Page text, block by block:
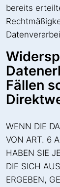
bereits
Fällen
WENN DIE
VON ART. 6
HABEN SIE
DIE SICH
ERGEBEN,